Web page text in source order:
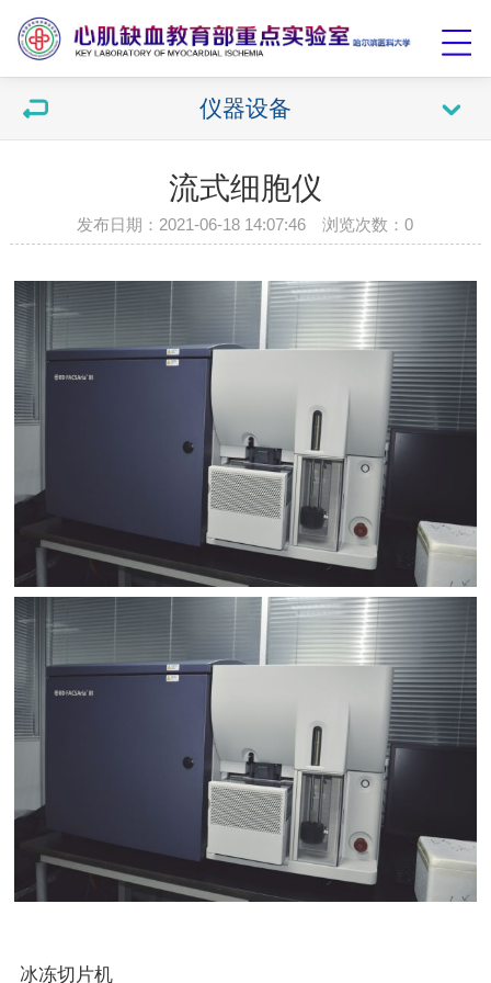
仪器设备
流式细胞仪
发布日期：2021-06-18 14:07:46 浏览次数：0
冰冻切片机